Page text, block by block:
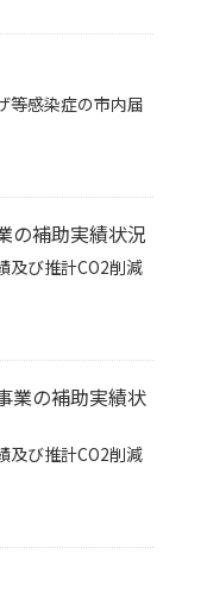
等感染症の市内届
の補助実績状況
及び推計CO2削減
業の補助実績状
及び推計CO2削減